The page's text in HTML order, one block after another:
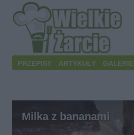
PRZEPISY ARTYKUŁY GALERIE
Milka z bananami